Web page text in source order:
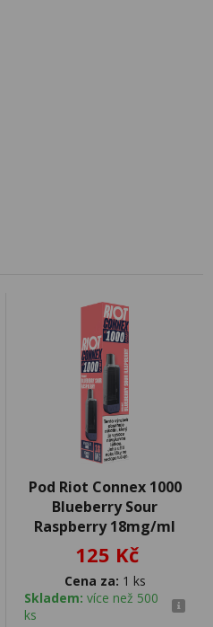
Pod Riot Connex 1000
Blueberry Sour
Raspberry 18mg/ml
125 Kč
Cena za: 1 ks
Skladem: více než 500
ks